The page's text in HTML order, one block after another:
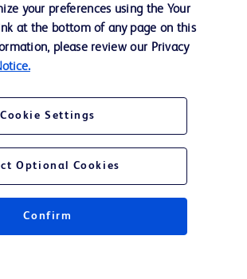
シー
BD and the BD Logo are trademarks of
Company. All other trademarks are the property of
your preferences using the Your
at the bottom of any page on this
please review our Privacy
Cookie Settings
Optional Cookies
Confirm